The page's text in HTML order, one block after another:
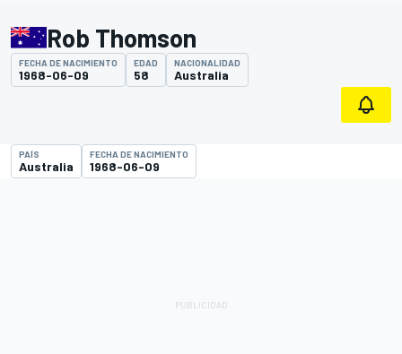
Rob Thomson
FECHA DE NACIMIENTO
1968-06-09
EDAD
58
NACIONALIDAD
Australia
PAÍS
Australia
FECHA DE NACIMIENTO
1968-06-09